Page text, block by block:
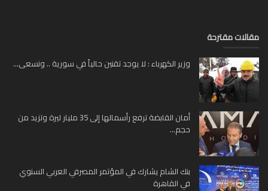
مقترحة
وزير الكهرباء : لا يوجد تقنين حالياً في سورية .. ونسعى...
أمان القابضة ترفع رأسمالها إلى 35 مليار ليرة وتزيد من
حجم...
بنك الشام يشارك في المؤتمر المصرفي العربي السنوي
في القاهرة